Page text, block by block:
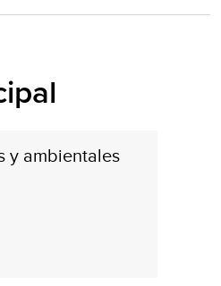
y ambientales